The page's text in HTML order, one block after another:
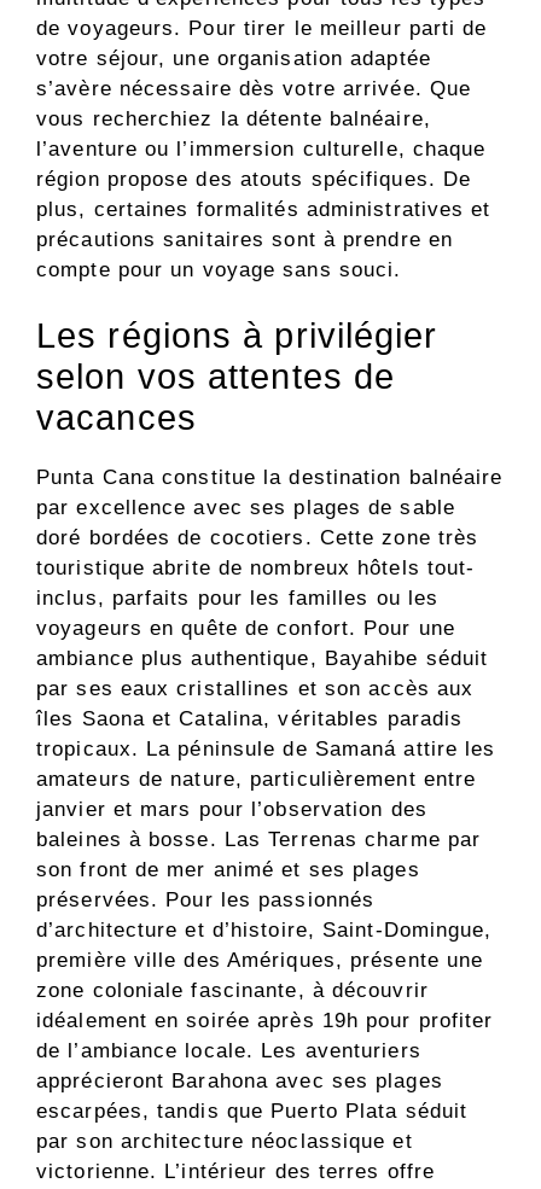
de voyageurs. Pour tirer le meilleur parti de
votre séjour, une organisation adaptée
s’avère nécessaire dès votre arrivée. Que
vous recherchiez la détente balnéaire,
l’aventure ou l’immersion culturelle, chaque
région propose des atouts spécifiques. De
plus, certaines formalités administratives et
précautions sanitaires sont à prendre en
compte pour un voyage sans souci.
Les régions à privilégier
selon vos attentes de
vacances
Punta Cana constitue la destination balnéaire
par excellence avec ses plages de sable
doré bordées de cocotiers. Cette zone très
touristique abrite de nombreux hôtels tout-
inclus, parfaits pour les familles ou les
voyageurs en quête de confort. Pour une
ambiance plus authentique, Bayahibe séduit
par ses eaux cristallines et son accès aux
îles Saona et Catalina, véritables paradis
tropicaux. La péninsule de Samaná attire les
amateurs de nature, particulièrement entre
janvier et mars pour l’observation des
baleines à bosse. Las Terrenas charme par
son front de mer animé et ses plages
préservées. Pour les passionnés
d’architecture et d’histoire, Saint-Domingue,
première ville des Amériques, présente une
zone coloniale fascinante, à découvrir
idéalement en soirée après 19h pour profiter
de l’ambiance locale. Les aventuriers
apprécieront Barahona avec ses plages
escarpées, tandis que Puerto Plata séduit
par son architecture néoclassique et
victorienne. L’intérieur des terres offre